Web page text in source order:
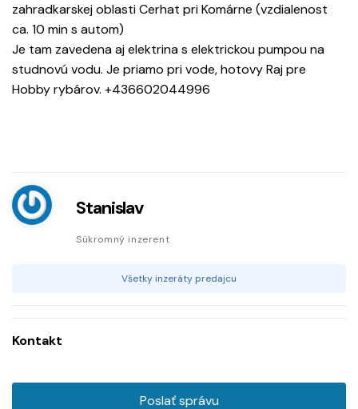
zahradkarskej oblasti Cerhat pri Komárne (vzdialenost
ca. 10 min s autom)
Je tam zavedena aj elektrina s elektrickou pumpou na
studnovú vodu. Je priamo pri vode, hotovy Raj pre
Hobby rybárov. +436602044996
Stanislav
Súkromný inzerent
Všetky inzeráty predajcu
Kontakt
Poslať správu